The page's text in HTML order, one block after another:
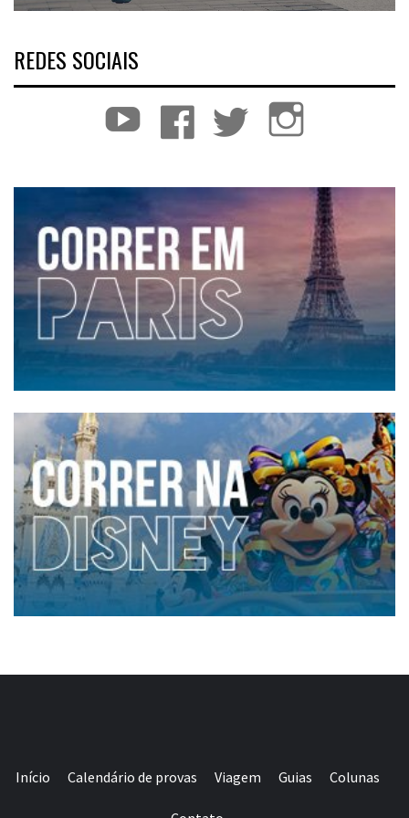
REDES SOCIAIS
YouTube Facebook Twitter
Início Calendário de provas Viagem Guias Colunas